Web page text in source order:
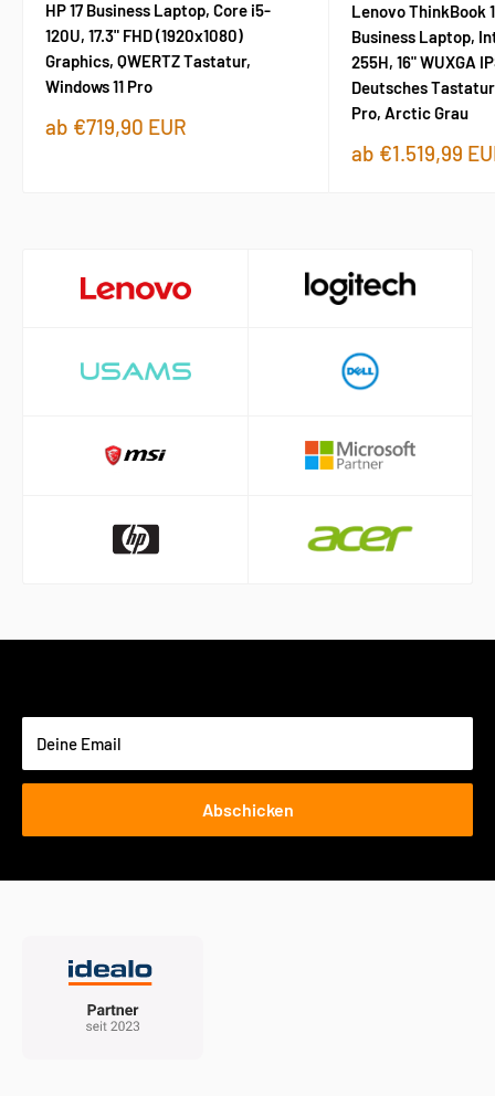
HP 17 Business Laptop, Core i5-
120U, 17.3" FHD (1920x1080)
Graphics, QWERTZ Tastatur,
Windows 11 Pro
Sonderpreis
ab €719,90 EUR
Lenovo ThinkBook
Business Laptop,
255H, 16" WUXGA
Deutsches
Pro, Arctic Grau
Sonderpreis
ab €1.519,99
Deine Email
Abschicken